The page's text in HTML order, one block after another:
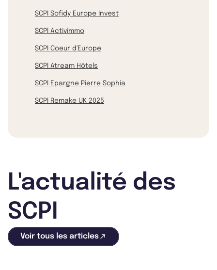
SCPI Sofidy Europe Invest
SCPI Activimmo
SCPI Coeur d'Europe
SCPI Atream Hôtels
SCPI Epargne Pierre Sophia
SCPI Remake UK 2025
L'actualité des
SCPI
Voir tous les articles